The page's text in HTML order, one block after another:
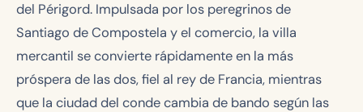
del Périgord. Impulsada por los peregrinos de
Santiago de Compostela y el comercio, la villa
mercantil se convierte rápidamente en la más
próspera de las dos, fiel al rey de Francia, mientras
que la ciudad del conde cambia de bando según las